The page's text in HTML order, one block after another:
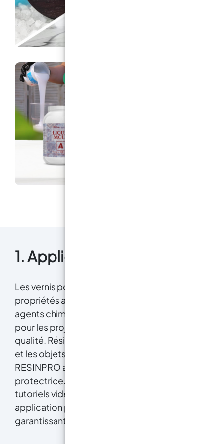
transparent avec le diluant est d'environ 1,5-
2,50 m2. Le pistolet pulvérisateur et le diluant
ne sont pas inclus dans le kit. Attention :
développe initialement une odeur perceptible,
1. Application Résine Époxy
Les vernis polyuréthane offrent des
propriétés antidérapantes, une résistance aux
agents chimiques et à l’abrasion essentielles
pour les projets de résine époxy de haute
qualité. Résistantes pour les sols, les meubles
et les objets décoratifs, les vernis de
RESINPRO assurent une finition durable et
protectrice. Des guides détaillés et des
tutoriels vidéo sont disponibles pour une
application précise de la résine époxy,
garantissant des résultats impeccables.